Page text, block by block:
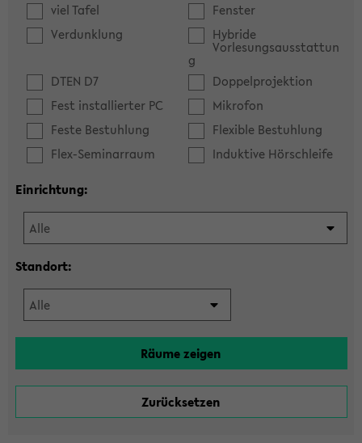
viel Tafel
Fenster
Verdunklung
Hybride
Vorlesungsausstattun
g
DTEN D7
Doppelprojektion
Fest installierter PC
Mikrofon
Feste Bestuhlung
Flexible Bestuhlung
Flex-Seminarraum
Induktive Hörschleife
Einrichtung:
Standort: